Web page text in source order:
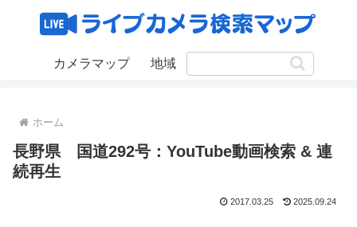
カメラマップ 地域
ホーム
長野県 国道292号：YouTube動画検索 & 連
続再生
2017.03.25 2025.09.24